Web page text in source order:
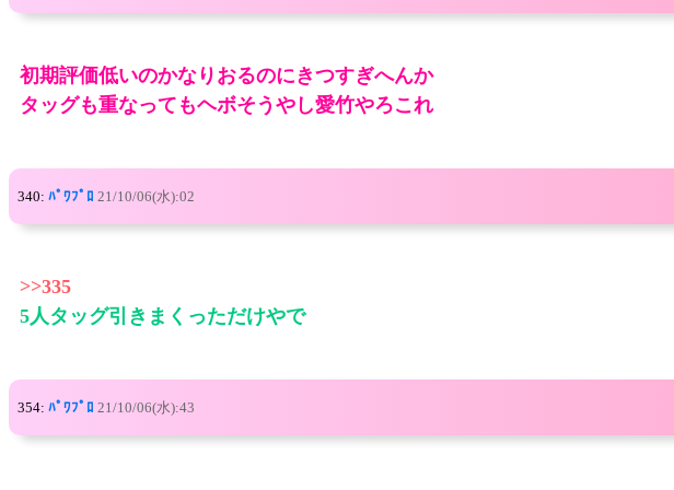
初期評価低いのかなりおるのにきつすぎへんか
タッグも重なってもヘボそうやし愛竹やろこれ
340: ﾊﾟﾜﾌﾟﾛ 21/10/06(水):02
>>335
5人タッグ引きまくっただけやで
354: ﾊﾟﾜﾌﾟﾛ 21/10/06(水):43